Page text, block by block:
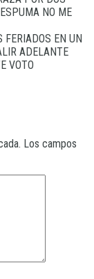
NO ME
FERIADOS EN UN
ADELANTE
VOTO
Los campos